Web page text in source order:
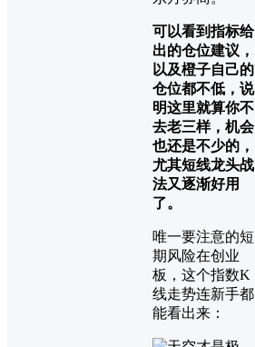
可以看到指标给
出的仓位建议，
以及橙子自己的
仓位都不低，说
明这里就算你不
去老三样，机会
也还是不少的，
尤其短线龙头战
法又逐渐好用
了。
唯一要注意的短
期风险在创业
板，这个指数K
线走势连新手都
能看出来：